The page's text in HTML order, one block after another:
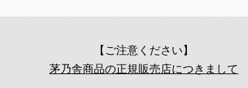
【ご注意ください】
茅乃舎商品の正規販売店につきまして